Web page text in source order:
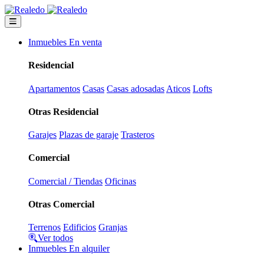
Inmuebles En venta
Residencial
Apartamentos Casas Casas adosadas Aticos Lofts
Otras Residencial
Garajes Plazas de garaje Trasteros
Comercial
Comercial / Tiendas Oficinas
Otras Comercial
Terrenos Edificios Granjas
Ver todos
Inmuebles En alquiler